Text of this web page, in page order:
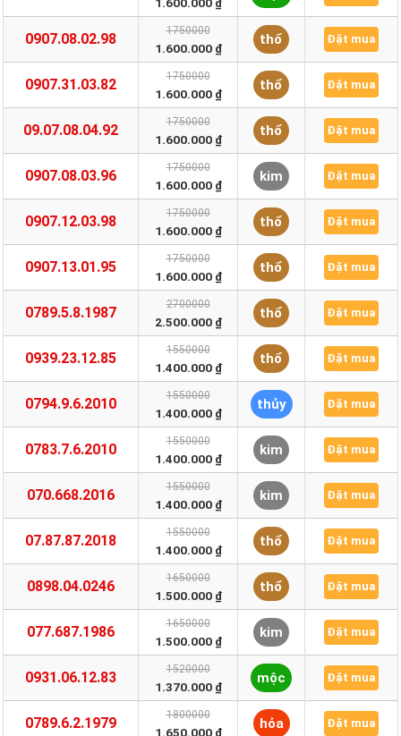
0907.08.02.98 1750000
1.600.000 ₫
thổ Đặt mua
0907.31.03.82 1750000
1.600.000 ₫
thổ Đặt mua
09.07.08.04.92 1750000
1.600.000 ₫
thổ Đặt mua
0907.08.03.96 1750000
1.600.000 ₫
kim Đặt mua
0907.12.03.98 1750000
1.600.000 ₫
thổ Đặt mua
0907.13.01.95 1750000
1.600.000 ₫
thổ Đặt mua
0789.5.8.1987 2700000
2.500.000 ₫
thổ Đặt mua
0939.23.12.85 1550000
1.400.000 ₫
thổ Đặt mua
0794.9.6.2010 1550000
1.400.000 ₫
thủy Đặt mua
0783.7.6.2010 1550000
1.400.000 ₫
kim Đặt mua
070.668.2016 1550000
1.400.000 ₫
kim Đặt mua
07.87.87.2018 1550000
1.400.000 ₫
thổ Đặt mua
0898.04.0246 1650000
1.500.000 ₫
thổ Đặt mua
077.687.1986 1650000
1.500.000 ₫
kim Đặt mua
0931.06.12.83 1520000
1.370.000 ₫
mộc Đặt mua
0789.6.2.1979 1800000
1.650.000 ₫
hỏa Đặt mua